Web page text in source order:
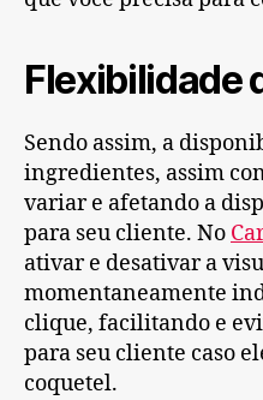
Flexibilidade
Sendo assim, a
ingredientes, assim
variar e afetando a
para seu cliente. No
ativar e desativar a
momentaneamente
clique, facilitando e
para seu cliente caso
coquetel.